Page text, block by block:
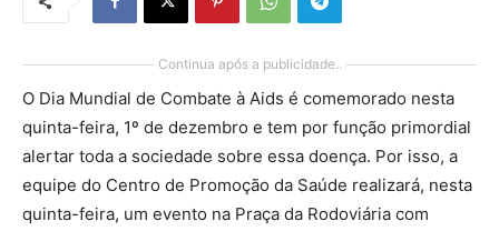
Continua após a publicidade..
O Dia Mundial de Combate à Aids é comemorado nesta
quinta-feira, 1º de dezembro e tem por função primordial
alertar toda a sociedade sobre essa doença. Por isso, a
equipe do Centro de Promoção da Saúde realizará, nesta
quinta-feira, um evento na Praça da Rodoviária com